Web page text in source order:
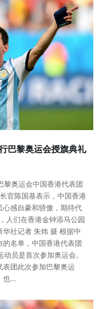
巴黎奥运会授旗典礼
黎奥运会中国香港代表团
官陈国基表示，中国香港
感自豪和骄傲，期待代
人们在香港金钟添马公园
社记者 朱炜 摄 根据中
名单，中国香港代表团
员是首次参加奥运会。
团此次参加巴黎奥运
也...